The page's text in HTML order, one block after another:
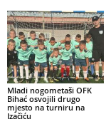
Mladi nogometaši OFK
Bihać osvojili drugo
mjesto na turniru na
Izačiću